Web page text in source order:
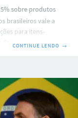
sobre produtos
brasileiros vale a
para itens-
Unidos
de Comércio
4ª feira,
CONTINUE LENDO →